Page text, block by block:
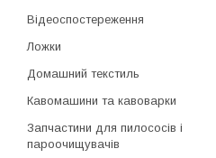
Відеоспостереження
Ложки
Домашний текстиль
Кавомашини та кавоварки
Запчастини для пилососів і
пароочищувачів